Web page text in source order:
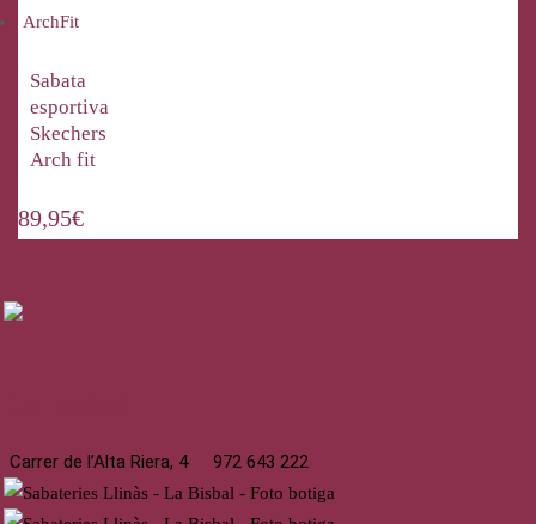
Sabata
esportiva
Skechers
Arch fit
89,95€
Carrer de l’Alta Riera, 4 972 643 222